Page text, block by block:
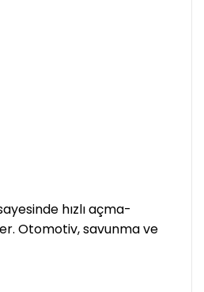
hızlı açma-
Otomotiv, savunma ve